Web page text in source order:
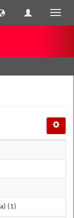
(1)